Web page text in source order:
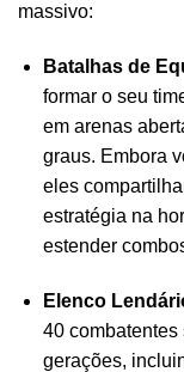
massivo:
Batalhas de
formar o seu
em arenas
graus. Embora
eles
estratégia na
estender
Elenco
40
gerações,